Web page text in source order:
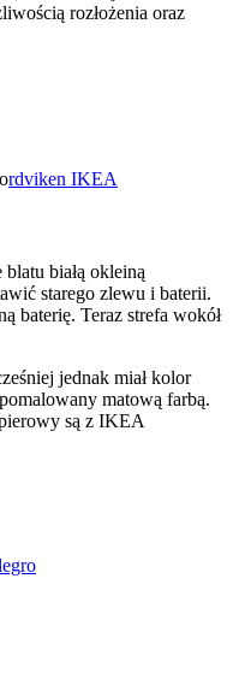
rozłożenia oraz
rdviken IKEA
białą okleiną
starego zlewu i baterii.
baterię. Teraz strefa wokół
jednak miał kolor
matową farbą.
są z IKEA